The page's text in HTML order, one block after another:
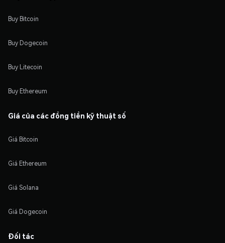
Buy Bitcoin
Buy Dogecoin
Buy Litecoin
Buy Ethereum
Giá của các đồng tiền kỹ thuật số
Giá Bitcoin
Giá Ethereum
Giá Solana
Giá Dogecoin
Đối tác